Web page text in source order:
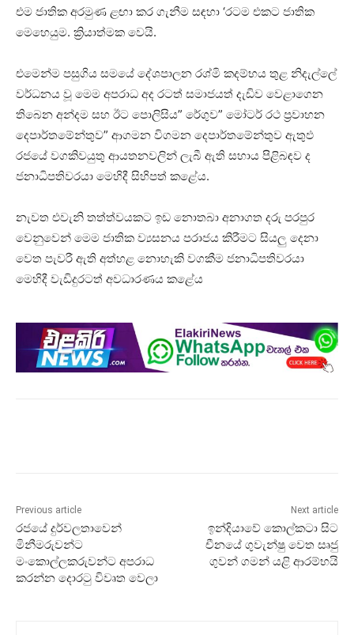
එම ජාතික අරමුණ ළඟා කර ගැනීම සඳහා ‘රටම එකට ජාතික
මෙහෙයුම. ක්‍රියාත්මක වෙයි.
එමෙන්ම පසුගිය සමයේ දේශපාලන රශ්මි කදම්භය තුළ නිදැල්ලේ
වර්ධනය වූ මෙම අපරාධ අද රටත් සමාජයත් දැඩිව වෙළාගෙන
තිබෙන අන්දම සහ ඊට පොලිසිය” රේගුව” මෝටර් රථ ප්‍රවාහන
දෙපාර්තමේන්තුව” ආගමන විගමන දෙපාර්තමේන්තුව ඇතුඵ
රජයේ වගකිවයුතු ආයතනවලින් ලැබී ඇති සහාය පිළිබඳව ද
ජනාධිපතිවරයා මෙහිදී සිහිපත් කළේය.
නැවත එවැනි තත්ත්වයකට ඉඩ නොතබා අනාගත දරු පරපුර
වෙනුවෙන් මෙම ජාතික ව්‍යසනය පරාජය කිරීමට සියලු දෙනා
වෙත පැවරී ඇති අත්හළ නොහැකි වගකීම ජනාධිපතිවරයා
මෙහිදී වැඩිදුරටත් අවධාරණය කළේය
Previous article
රජයේ දුර්වලතාවෙන්
මිනීමරුවන්ට
මංකොල්ලකරුවන්ට අපරාධ
කරන්න දොරටු විවෘත වෙලා
Next article
ඉන්දියාවේ කොල්කටා සිට
චීනයේ ගුවැන්ෂු වෙත සෘජු
ගුවන් ගමන් යළි ආරම්භයි